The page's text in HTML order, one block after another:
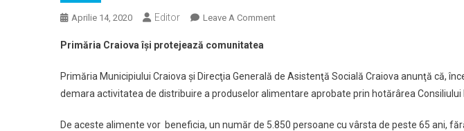
Aprilie 14, 2020 Editor Leave A CommentOn
Primăria Craiova își protejează comunitatea
Primăria Municipiului Craiova şi Direcţia Generală de Asistenţă Socială Craiova anunţă că,
demara activitatea de distribuire a produselor alimentare aprobate prin hotărârea Consiliului
De aceste alimente vor beneficia, un număr de 5.850 persoane cu vârsta de peste 65 ani,